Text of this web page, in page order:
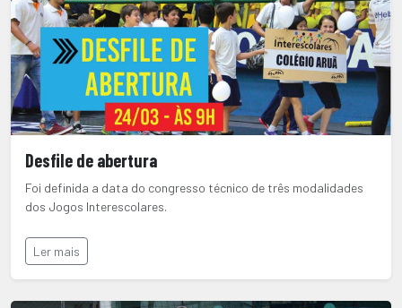
Desfile de abertura
Foi definida a data do congresso técnico de três modalidades
dos Jogos Interescolares.
Ler mais